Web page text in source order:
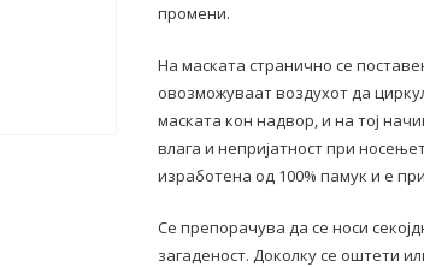
ПАМУК
промени.
На маската странично се
овозможуваат воздухот да
маската кон надвор, и на тој
влага и непријатност при
изработена од 100% памук и е
Се препорачува да се носи
загаденост. Доколку се оштети